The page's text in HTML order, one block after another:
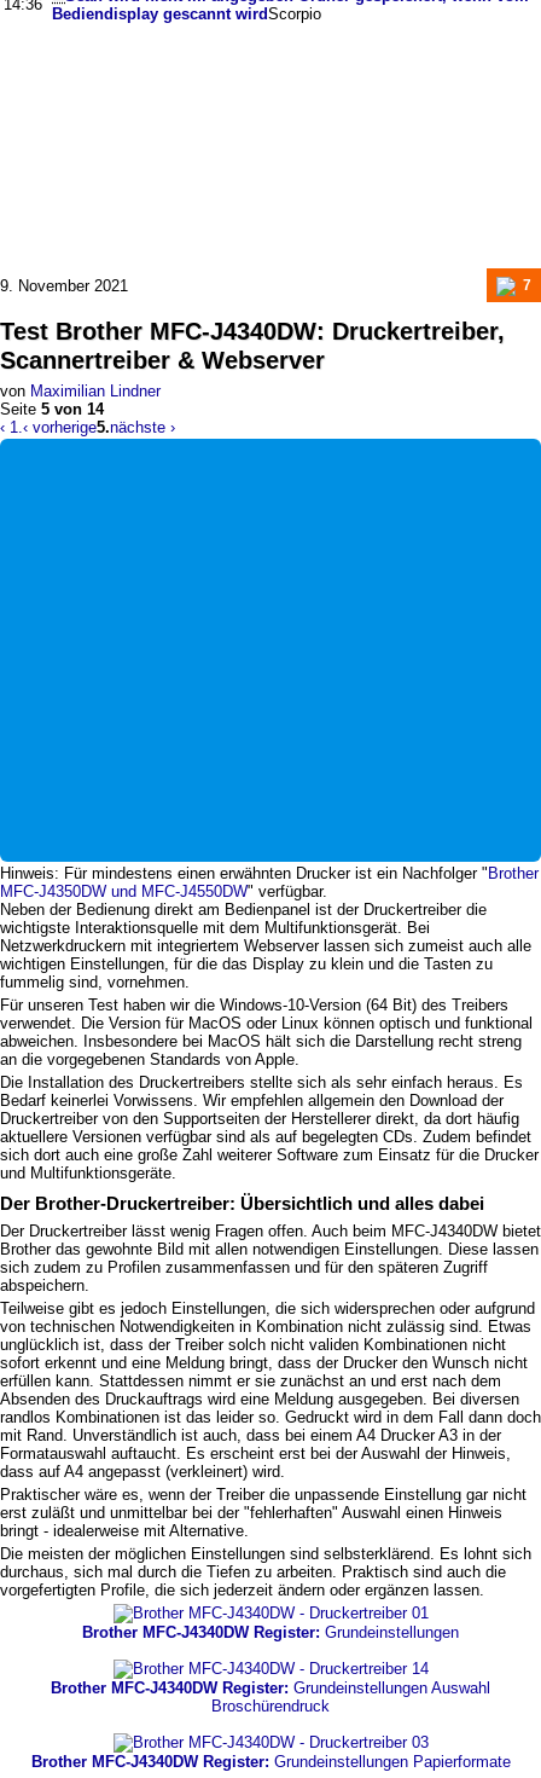
14:36
Bediendisplay gescannt wirdScorpio
9. November 2021 7
Test Brother MFC-J4340DW: Druckertreiber,
Scannertreiber & Webserver
von Maximilian Lindner
Seite 5 von 14
‹ 1.‹ vorherige5.nächste ›
Hinweis: Für mindestens einen erwähnten Drucker ist ein Nachfolger " Brother
MFC-J4350DW und MFC-J4550DW" verfügbar.
Neben der Bedienung direkt am Bedienpanel ist der Druckertreiber die
wichtigste Interaktionsquelle mit dem Multifunktionsgerät. Bei
Netzwerkdruckern mit integriertem Webserver lassen sich zumeist auch alle
wichtigen Einstellungen, für die das Display zu klein und die Tasten zu
fummelig sind, vornehmen.
Für unseren Test haben wir die Windows-10-Version (64 Bit) des Treibers
verwendet. Die Version für MacOS oder Linux können optisch und funktional
abweichen. Insbesondere bei MacOS hält sich die Darstellung recht streng
an die vorgegebenen Standards von Apple.
Die Installation des Druckertreibers stellte sich als sehr einfach heraus. Es
Bedarf keinerlei Vorwissens. Wir empfehlen allgemein den Download der
Druckertreiber von den Supportseiten der Herstellerer direkt, da dort häufig
aktuellere Versionen verfügbar sind als auf begelegten CDs. Zudem befindet
sich dort auch eine große Zahl weiterer Software zum Einsatz für die Drucker
und Multifunktionsgeräte.
Der Brother-Druckertreiber: Übersichtlich und alles dabei
Der Druckertreiber lässt wenig Fragen offen. Auch beim MFC-J4340DW bietet
Brother das gewohnte Bild mit allen notwendigen Einstellungen. Diese lassen
sich zudem zu Profilen zusammenfassen und für den späteren Zugriff
abspeichern.
Teilweise gibt es jedoch Einstellungen, die sich widersprechen oder aufgrund
von technischen Notwendigkeiten in Kombination nicht zulässig sind. Etwas
unglücklich ist, dass der Treiber solch nicht validen Kombinationen nicht
sofort erkennt und eine Meldung bringt, dass der Drucker den Wunsch nicht
erfüllen kann. Stattdessen nimmt er sie zunächst an und erst nach dem
Absenden des Druckauftrags wird eine Meldung ausgegeben. Bei diversen
randlos Kombinationen ist das leider so. Gedruckt wird in dem Fall dann doch
mit Rand. Unverständlich ist auch, dass bei einem A4 Drucker A3 in der
Formatauswahl auftaucht. Es erscheint erst bei der Auswahl der Hinweis,
dass auf A4 angepasst (verkleinert) wird.
Praktischer wäre es, wenn der Treiber die unpassende Einstellung gar nicht
erst zuläßt und unmittelbar bei der "fehlerhaften" Auswahl einen Hinweis
bringt - idealerweise mit Alternative.
Die meisten der möglichen Einstellungen sind selbsterklärend. Es lohnt sich
durchaus, sich mal durch die Tiefen zu arbeiten. Praktisch sind auch die
vorgefertigten Profile, die sich jederzeit ändern oder ergänzen lassen.
Brother MFC-J4340DW Register: Grundeinstellungen
Brother MFC-J4340DW Register: Grundeinstellungen Auswahl
Broschürendruck
Brother MFC-J4340DW Register: Grundeinstellungen Papierformate